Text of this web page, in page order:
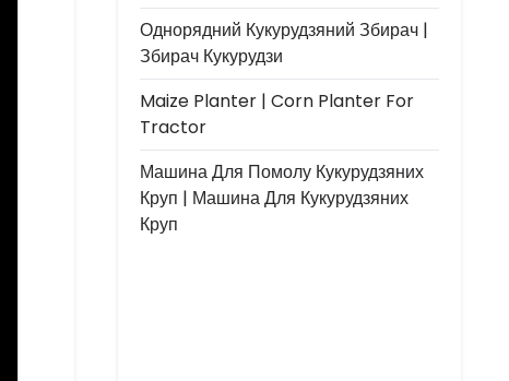
Однорядний Кукурудзяний Збирач |
Збирач Кукурудзи
Maize Planter | Corn Planter For
Tractor
Машина Для Помолу Кукурудзяних
Круп | Машина Для Кукурудзяних
Круп